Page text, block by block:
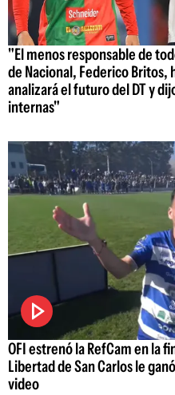
"El menos responsable de
de Nacional, Federico Britos,
analizará el futuro del DT y
internas"
OFI estrenó la RefCam en la
Libertad de San Carlos le
video